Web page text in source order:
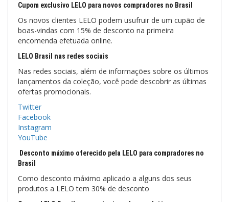
Cupom exclusivo LELO para novos compradores no Brasil
Os novos clientes LELO podem usufruir de um cupão de
boas-vindas com 15% de desconto na primeira
encomenda efetuada online.
LELO Brasil nas redes sociais
Nas redes sociais, além de informações sobre os últimos
lançamentos da coleção, você pode descobrir as últimas
ofertas promocionais.
Twitter
Facebook
Instagram
YouTube
Desconto máximo oferecido pela LELO para compradores no
Brasil
Como desconto máximo aplicado a alguns dos seus
produtos a LELO tem 30% de desconto